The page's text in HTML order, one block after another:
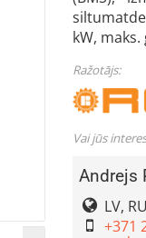
kW, maks.
Ražotājs:
Vai jūs
Andrejs
LV,
+371